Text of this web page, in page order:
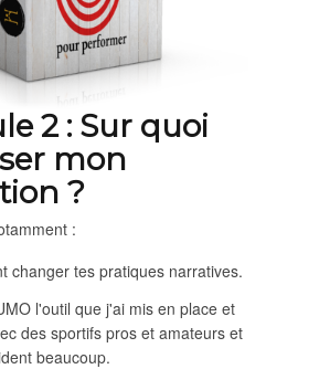
2 : Sur quoi
mon
?
:
changer tes pratiques narratives.
l'outil que j'ai mis en place et
des sportifs pros et amateurs et
beaucoup.